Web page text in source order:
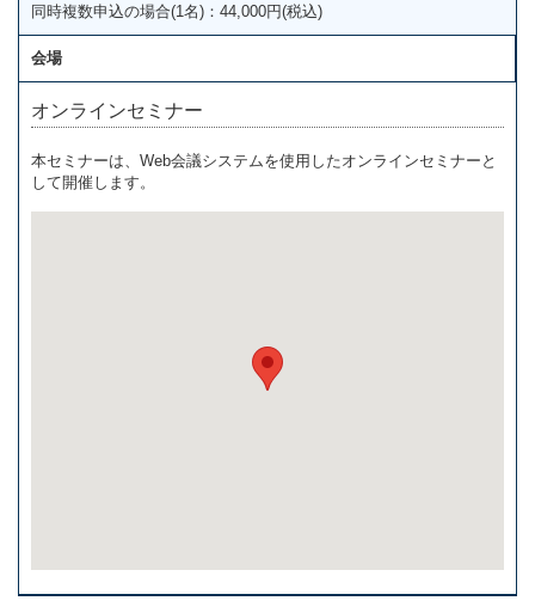
同時複数申込の場合(1名)：44,000円(税込)
会場
オンラインセミナー
本セミナーは、Web会議システムを使用したオンラインセミナーと
して開催します。